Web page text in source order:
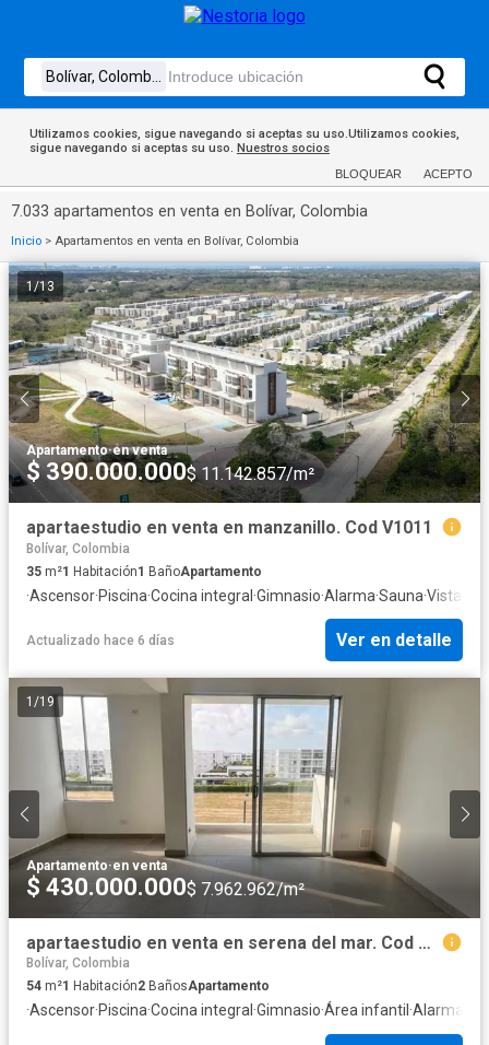
Utilizamos cookies, sigue navegando si aceptas su uso.Utilizamos cookies,
sigue navegando si aceptas su uso. Nuestros socios
BLOQUEAR ACEPTO
7.033 apartamentos en venta en Bolívar, Colombia
Inicio > Apartamentos en venta en Bolívar, Colombia
1/13
Apartamento·en venta
$ 390.000.000$ 11.142.857/m²
apartaestudio en venta en manzanillo. Cod V1011
Bolívar, Colombia
35 m²1 Habitación1 BañoApartamento
·Ascensor·Piscina·Cocina integral ·Gimnasio·Alarma·Sauna·Vista
Actualizado hace 6 días Ver en detalle
1 /19
Apartamento·en venta
$ 430.000.000$ 7.962.962/m²
apartaestudio en venta en serena del mar. Cod V1012
Bolívar, Colombia
54 m²1 Habitación2 BañosApartamento
·Ascensor·Piscina·Cocina integral ·Gimnasio·Área infantil ·Alarma